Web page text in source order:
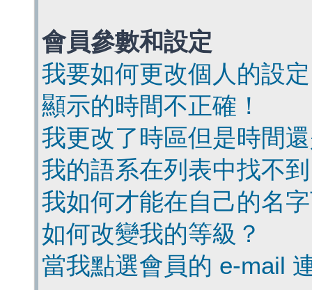
會員參數和設定
我要如何更改個人的設
顯示的時間不正確！
我更改了時區但是時間
我的語系在列表中找不
我如何才能在自己的名
如何改變我的等級？
當我點選會員的 e-mail